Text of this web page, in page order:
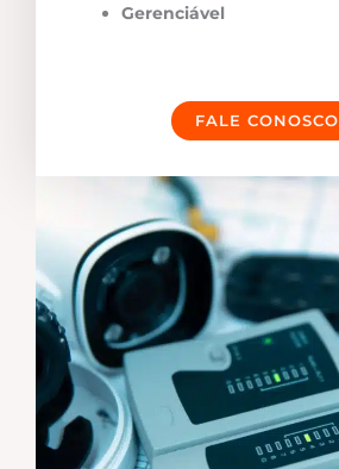
Gerenciável
FALE CONOSCO